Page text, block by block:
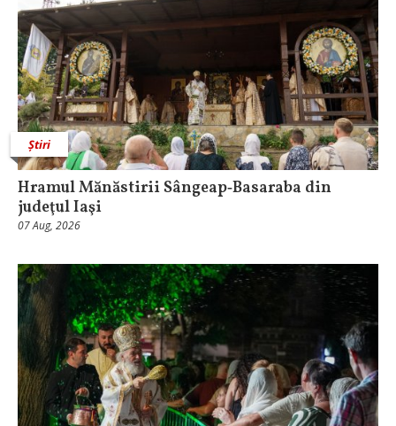
Știri
Hramul Mănăstirii Sângeap‑Basaraba din
judeţul Iaşi
07 Aug, 2026